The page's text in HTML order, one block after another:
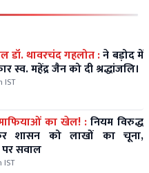
डॉ. थावरचंद गहलोत :ने बड़ोद में
स्व. महेंद्र जैन को दी श्रद्धांजलि।
IST
का खेल! :नियम विरुद्ध
शासन को लाखों का चूना,
पर सवाल
IST